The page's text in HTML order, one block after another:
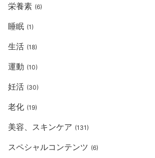
栄養素 (6)
睡眠 (1)
生活 (18)
運動 (10)
妊活 (30)
老化 (19)
美容、スキンケア (131)
スペシャルコンテンツ (6)